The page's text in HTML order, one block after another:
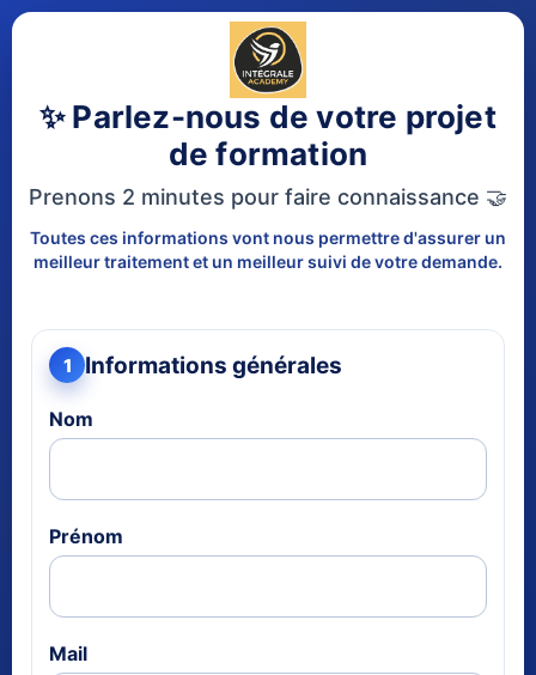
✨ Parlez-nous de votre projet
de formation
Prenons 2 minutes pour faire connaissance 🤝
Toutes ces informations vont nous permettre d'assurer un
meilleur traitement et un meilleur suivi de votre demande.
1 Informations générales
Nom
Prénom
Mail